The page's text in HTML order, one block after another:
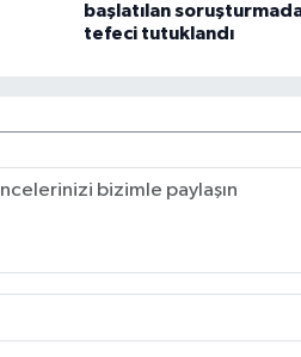
başlatılan
tefeci tutuklandı